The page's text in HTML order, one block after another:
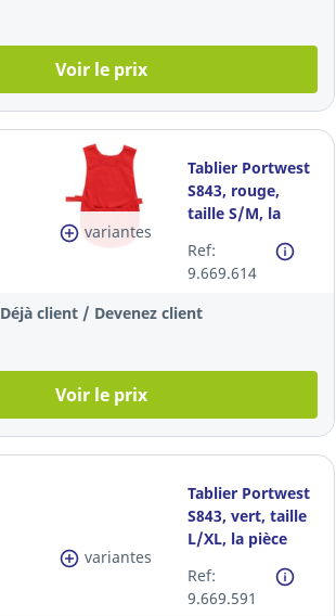
Voir le prix
variantes
Tablier Portwest
S843, rouge,
taille S/M, la
Ref:
9.669.614
Déjà client / Devenez client
Voir le prix
variantes
Tablier Portwest
S843, vert, taille
L/XL, la pièce
Ref:
9.669.591